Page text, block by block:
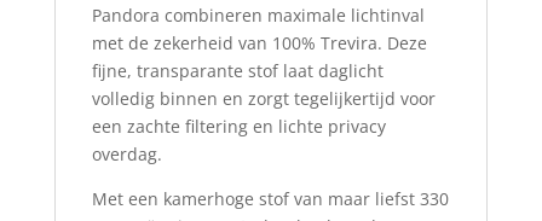
Pandora combineren maximale lichtinval
met de zekerheid van 100% Trevira. Deze
fijne, transparante stof laat daglicht
volledig binnen en zorgt tegelijkertijd voor
een zachte filtering en lichte privacy
overdag.
Met een kamerhoge stof van maar liefst 330